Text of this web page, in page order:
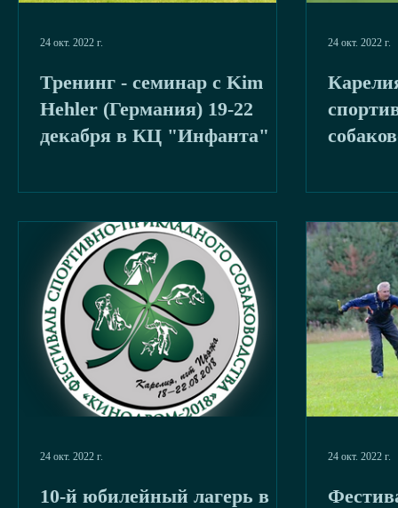
Тренинг - семинар с Kim
Hehler (Германия) 19-22
декабря в КЦ "Инфанта"
24 окт. 2022 г. 24 окт. 2022 г.
10-й юбилейный лагерь в
24 окт. 2022 г. 24 окт. 2022 г.